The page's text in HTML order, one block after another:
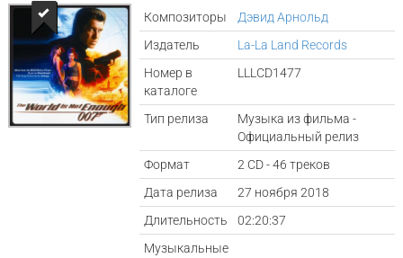
Композиторы
Дэвид Арнольд
Издатель
La-La Land Records
Номер в
каталоге
LLLCD1477
Тип релиза
Музыка из фильма -
Официальный релиз
Формат
2 CD - 46 треков
Дата релиза
27 ноября 2018
Длительность
02:20:37
Музыкальные